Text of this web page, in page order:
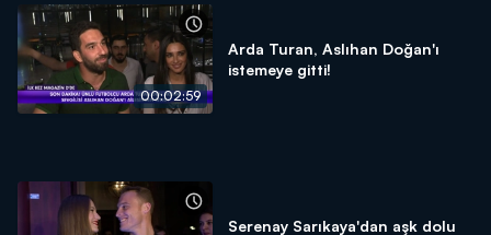
00:02:59
Arda Turan, Aslıhan Doğan'ı
istemeye gitti!
Serenay Sarıkaya'dan aşk dolu